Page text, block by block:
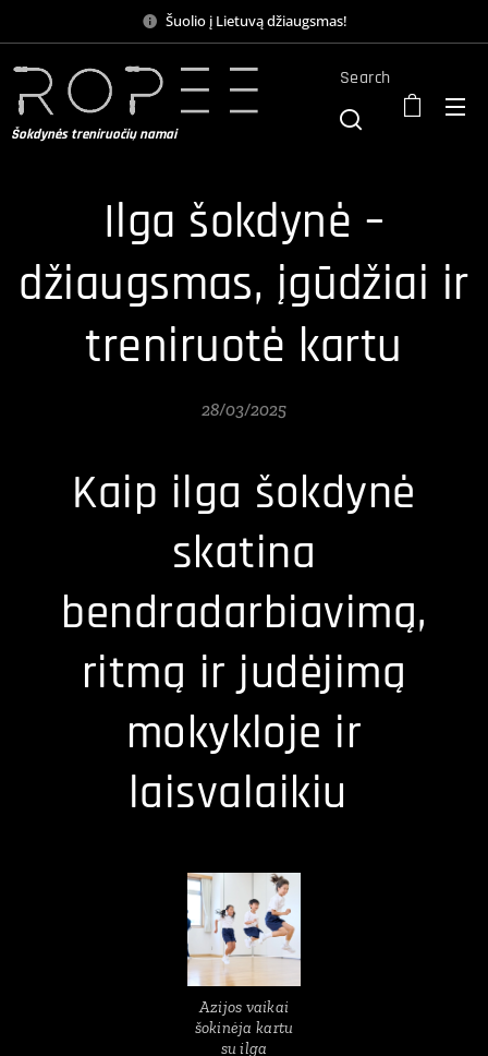
Šuolio į Lietuvą džiaugsmas!
Šokdynės treniruočių namai
Search
Ilga šokdynė –
džiaugsmas, įgūdžiai ir
treniruotė kartu
28/03/2025
Kaip ilga šokdynė
skatina
bendradarbiavimą,
ritmą ir judėjimą
mokykloje ir
laisvalaikiu
Azijos vaikai
šokinėja kartu
su ilga